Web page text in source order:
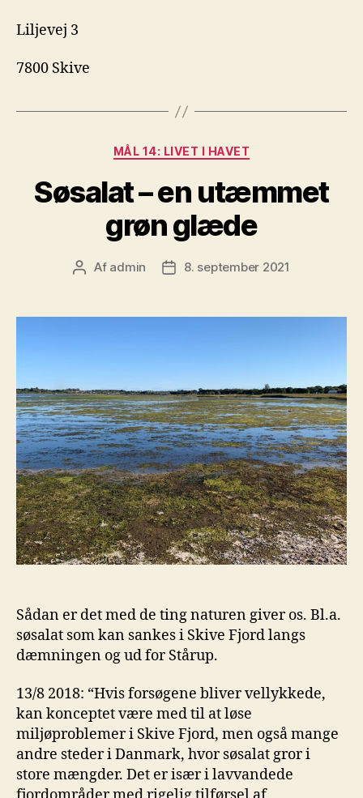
Liljevej 3
7800 Skive
Kategorier
MÅL 14: LIVET I HAVET
Søsalat – en utæmmet
grøn glæde
Indlægsforfatter
Af admin Indlægsdato
8. september 2021
Sådan er det med de ting naturen giver os. Bl.a.
søsalat som kan sankes i Skive Fjord langs
dæmningen og ud for Stårup.
13/8 2018: “Hvis forsøgene bliver vellykkede,
kan konceptet være med til at løse
miljøproblemer i Skive Fjord, men også mange
andre steder i Danmark, hvor søsalat gror i
store mængder. Det er især i lavvandede